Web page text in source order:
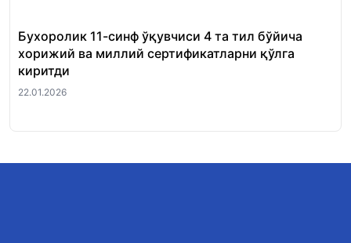
Бухоролик 11-синф ўқувчиси 4 та тил бўйича
хорижий ва миллий сертификатларни қўлга
киритди
22.01.2026